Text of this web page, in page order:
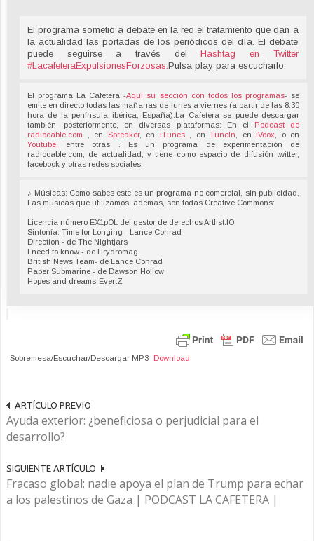
El programa sometió a debate en la red el tratamiento que dan a
la actualidad las portadas de los periódicos del día. El debate
puede seguirse a través delHashtag en Twitter
#LacafeteraExpulsionesForzosas Pulsa play para escucharlo.
El programa La Cafetera -Aquí su sección con todos los programas- se
emite en directo todas las mañanas de lunes a viernes (a partir de las 8:30
hora de la península ibérica, España).La Cafetera se puede descargar
también, posteriormente, en diversas plataformas: En el Podcast de
radiocable.com
, en Spreaker, en iTunes , enTuneIn , en iVoox , o en
Youtube,
entre otras . Es un programa de experimentación de
radiocable.com, de actualidad, y tiene como espacio de difusión twitter,
facebook y otras redes sociales.
♪ Músicas: Como sabes este es un programa no comercial, sin publicidad.
Las musicas que utilizamos, ademas, son todas Creative Commons:
Licencia número EX1pOL del gestor de derechos Artlist.IO
Sintonía: Time for Longing - Lance Conrad
Direction - de The Nightjars
I need to know - de Hrydromag
British News Team- de Lance Conrad
Paper Submarine - de Dawson Hollow
Hopes and dreams-EvertZ
Sobremesa/Escuchar/Descargar MP3 Download
ARTÍCULO PREVIO
Ayuda exterior: ¿beneficiosa o perjudicial para el
desarrollo?
SIGUIENTE ARTÍCULO
Fracaso global: nadie apoya el plan de Trump para echar
a los palestinos de Gaza | PODCAST LA CAFETERA |